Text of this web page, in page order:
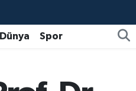
Dünya Spor